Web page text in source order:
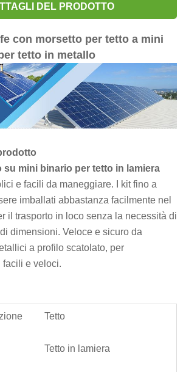
DEL PRODOTTO
con morsetto per tetto a mini
tetto in metallo
su mini binario per tetto in lamiera
e facili da maneggiare. I kit fino a
imballati abbastanza facilmente nel
il trasporto in loco senza la necessità di
dimensioni. Veloce e sicuro da
a profilo scatolato, per
e veloci.
Tetto
Tetto in lamiera